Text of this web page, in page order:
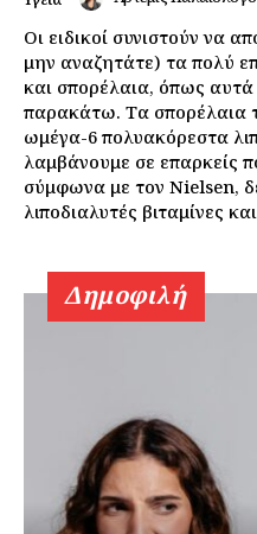
Οι ειδικοί συνιστούν να
μην αναζητάτε) τα πολύ
και σπορέλαια, όπως
παρακάτω. Τα σπορέλαια τείνουν να είναι υψηλά σε
ωμέγα-6 πολυακόρεστα
λαμβάνουμε σε επαρκείς
σύμφωνα με τον Nielsen,
λιποδιαλυτές βιταμίνες
Δημοφιλή